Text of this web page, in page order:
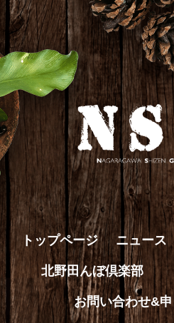
トップページ ニュース
北野田んぼ倶楽部
お問い合わせ&